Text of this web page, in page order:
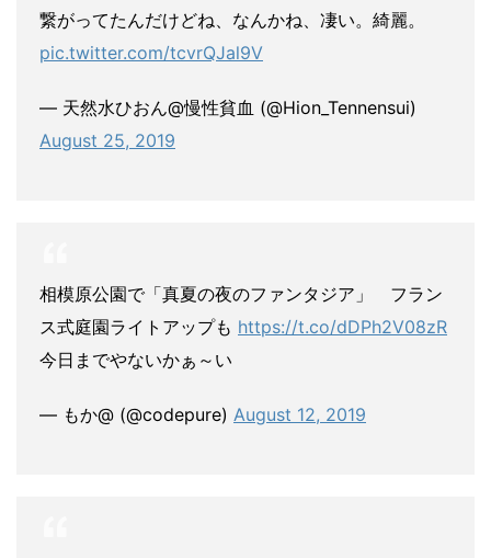
繋がってたんだけどね、なんかね、凄い。綺麗。
pic.twitter.com/tcvrQJal9V
— 天然水ひおん@慢性貧血 (@Hion_Tennensui)
August 25, 2019
相模原公園で「真夏の夜のファンタジア」 フラン
ス式庭園ライトアップも https://t.co/dDPh2V08zR
今日までやないかぁ～い
— もか@ (@codepure) August 12, 2019